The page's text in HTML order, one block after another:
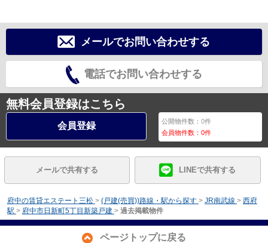
メールでお問い合わせする
電話でお問い合わせする
無料会員登録はこちら
会員登録 公開物件数：0件
会員物件数：0件
メールで共有する LINEで共有する
府中の賃貸エステート三松 > (戸建(売買))路線・駅から探す > JR南武線 > 西府
駅 > 府中市日新町5丁目新築戸建 > 過去掲載物件
ページトップに戻る